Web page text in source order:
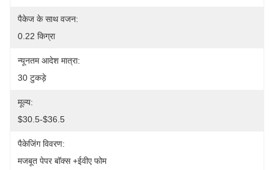
पैकेज के साथ वजन:
0.22 किग्रा
न्यूनतम आदेश मात्रा:
30 टुकड़े
मूल्य:
$30.5-$36.5
पैकेजिंग विवरण:
मजबूत पेपर बॉक्स +ईवीए फोम